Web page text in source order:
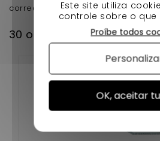
correctement votre vidange
30 outros produtos na
Este site utiliza
controle sobre o que
OK, aceitar
Proíbe todos